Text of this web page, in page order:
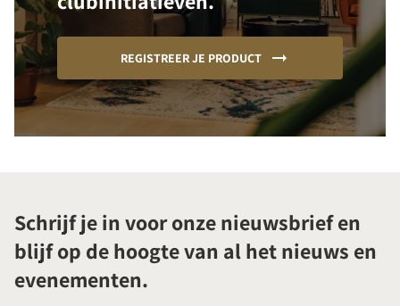
REGISTREER JE PRODUCT
Schrijf je in voor onze nieuwsbrief en
blijf op de hoogte van al het nieuws en
evenementen.